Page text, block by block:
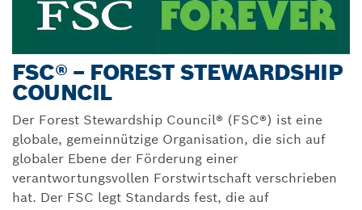
FSC® – FOREST STEWARDSHIP
COUNCIL
Der Forest Stewardship Council® (FSC®) ist eine
globale, gemeinnützige Organisation, die sich auf
globaler Ebene der Förderung einer
verantwortungsvollen Forstwirtschaft verschrieben
hat. Der FSC legt Standards fest, die auf